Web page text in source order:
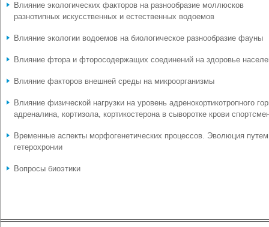
Влияние экологических факторов на разнообразие моллюсков
разнотипных искусственных и естественных водоемов
Влияние экологии водоемов на биологическое разнообразие фауны
Влияние фтора и фторосодержащих соединений на здоровье
Влияние факторов внешней среды на микроорганизмы
Влияние физической нагрузки на уровень адренокортикотропного
адреналина, кортизола, кортикостерона в сыворотке крови
Временные аспекты морфогенетических процессов. Эволюция путем
гетерохронии
Вопросы биоэтики